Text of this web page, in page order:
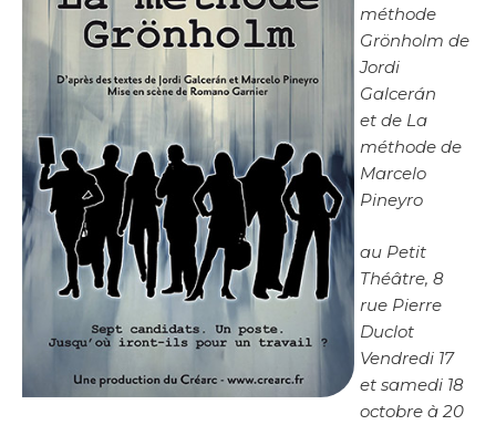
méthode
Grönholm de
Jordi
Galcerán
et de La
méthode de
Marcelo
Pineyro
au Petit
Théâtre, 8
rue Pierre
Duclot
Vendredi 17
et samedi 18
octobre à 20